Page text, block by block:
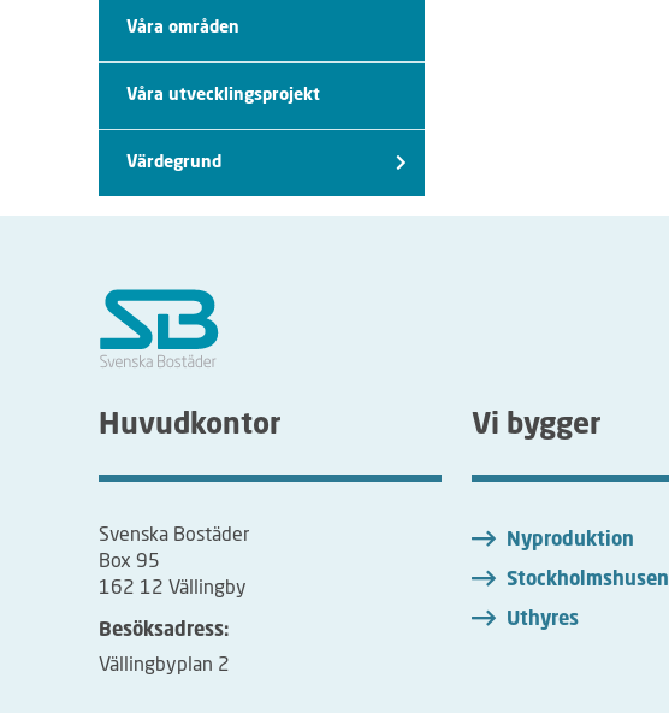
Våra områden
Våra utvecklingsprojekt
Värdegrund
Huvudkontor
Svenska Bostäder
Box 95
162 12 Vällingby
Besöksadress:
Vällingbyplan 2
Vi bygger
Nyproduktion
Stockholmshusen
Uthyres